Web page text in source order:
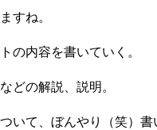
すね。
の内容を書いていく。
どの解説、説明。
いて、ぼんやり（笑）書